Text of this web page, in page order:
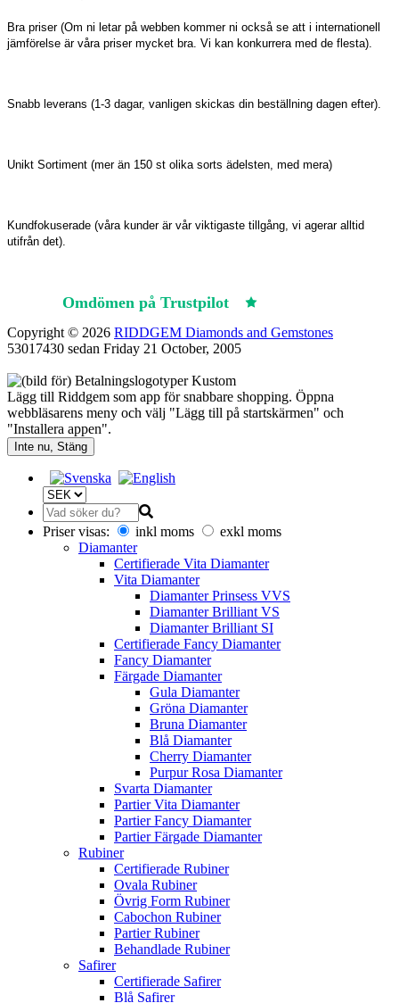
Bra priser (Om ni letar på webben kommer ni också se att i internationell
jämförelse är våra priser mycket bra. Vi kan konkurrera med de flesta).
Snabb leverans (1-3 dagar, vanligen skickas din beställning dagen efter).
Unikt Sortiment (mer än 150 st olika sorts ädelsten, med mera)
Kundfokuserade (våra kunder är vår viktigaste tillgång, vi agerar alltid
utifrån det).
Omdömen på Trustpilot
Copyright © 2026 RIDDGEM Diamonds and Gemstones
53017430 sedan Friday 21 October, 2005
Lägg till Riddgem som app för snabbare shopping. Öppna
webbläsarens meny och välj "Lägg till på startskärmen" och
"Installera appen".
Inte nu, Stäng
Priser visas: inkl moms
exkl moms
Diamanter
Certifierade Vita Diamanter
Vita Diamanter
Diamanter Prinsess VVS
Diamanter Brilliant VS
Diamanter Brilliant SI
Certifierade Fancy Diamanter
Fancy Diamanter
Färgade Diamanter
Gula Diamanter
Gröna Diamanter
Bruna Diamanter
Blå Diamanter
Cherry Diamanter
Purpur Rosa Diamanter
Svarta Diamanter
Partier Vita Diamanter
Partier Fancy Diamanter
Partier Färgade Diamanter
Rubiner
Certifierade Rubiner
Ovala Rubiner
Övrig Form Rubiner
Cabochon Rubiner
Partier Rubiner
Behandlade Rubiner
Safirer
Certifierade Safirer
Blå Safirer